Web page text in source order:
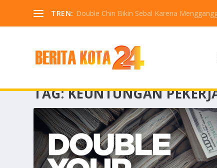
TREN: Double Chin Bikin Sebal Karena
TAG:KEUNTUNGAN